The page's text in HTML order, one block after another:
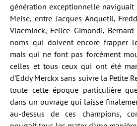
génération exceptionnelle naviguait
Meise, entre Jacques Anquetil,
Vlaeminck, Felice Gimondi,
noms qui doivent encore frapper
mais qui ne font pas forcément
celles et tous ceux qui ont été
d’Eddy Merckx sans suivre la Petite
toute cette époque particulière
dans un ouvrage qui laisse
au-dessus de ces champions,